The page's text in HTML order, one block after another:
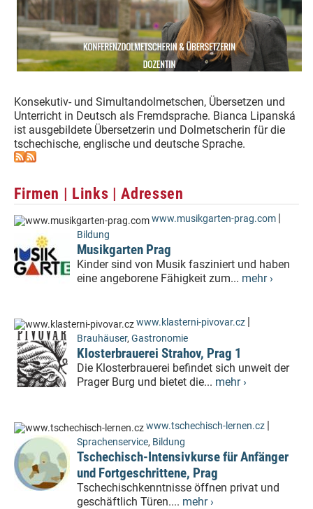
Konsekutiv- und Simultandolmetschen, Übersetzen und
Unterricht in Deutsch als Fremdsprache. Bianca Lipanská
ist ausgebildete Übersetzerin und Dolmetscherin für die
tschechische, englische und deutsche Sprache.
Firmen | Links | Adressen
www.musikgarten-prag.com |
Bildung
Musikgarten Prag
Kinder sind von Musik fasziniert und haben
eine angeborene Fähigkeit zum... mehr ›
www.klasterni-pivovar.cz |
Brauhäuser, Gastronomie
Klosterbrauerei Strahov, Prag 1
Die Klosterbrauerei befindet sich unweit der
Prager Burg und bietet die... mehr ›
www.tschechisch-lernen.cz |
Sprachenservice, Bildung
Tschechisch-Intensivkurse für Anfänger
und Fortgeschrittene, Prag
Tschechischkenntnisse öffnen privat und
geschäftlich Türen.... mehr ›